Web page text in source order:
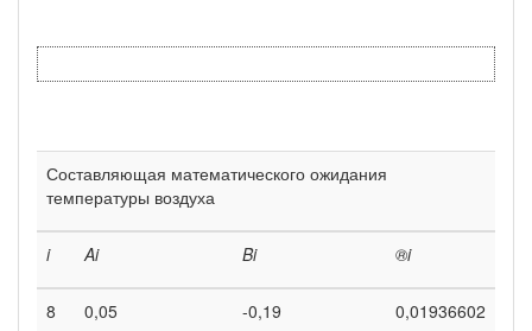
Составляющая математического ожидания
температуры воздуха
i Ai Bi ®i
8 0,05 -0,19 0,01936602